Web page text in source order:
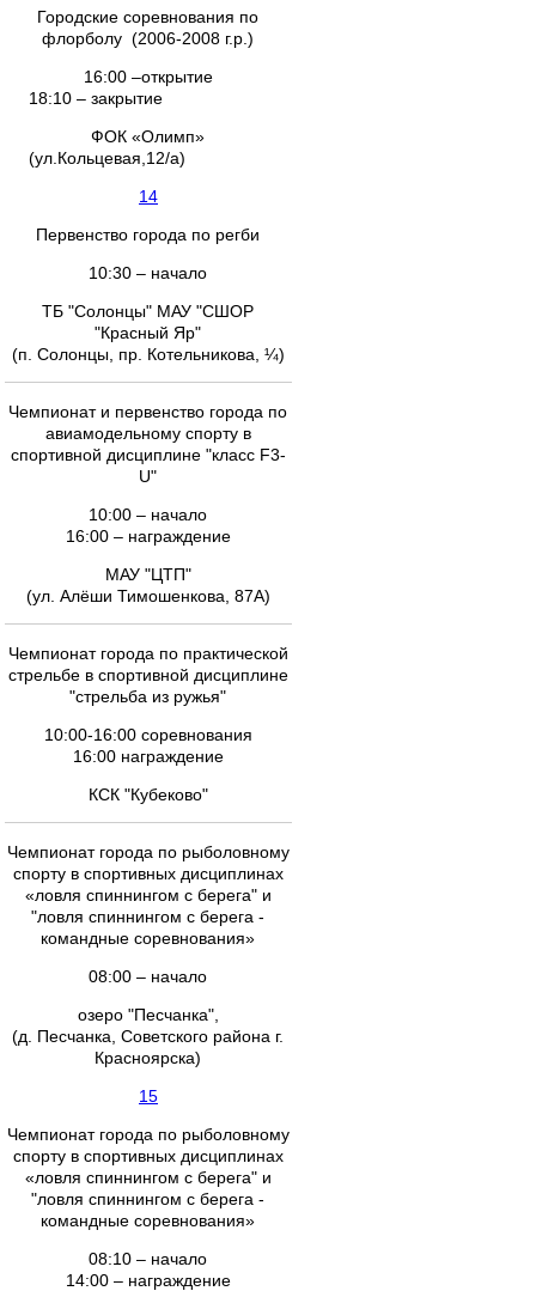
Городские соревнования по
флорболу (2006-2008 г.р.)
16:00 –открытие
18:10 – закрытие
ФОК «Олимп»
(ул.Кольцевая,12/а)
14
Первенство города по регби
10:30 – начало
ТБ "Солонцы" МАУ "СШОР
"Красный Яр"
(п. Солонцы, пр. Котельникова, ¼)
Чемпионат и первенство города по
авиамодельному спорту в
спортивной дисциплине "класс F3-
U"
10:00 – начало
16:00 – награждение
МАУ "ЦТП"
(ул. Алёши Тимошенкова, 87А)
Чемпионат города по практической
стрельбе в спортивной дисциплине
"стрельба из ружья"
10:00-16:00 соревнования
16:00 награждение
КСК "Кубеково"
Чемпионат города по рыболовному
спорту в спортивных дисциплинах
«ловля спиннингом с берега" и
"ловля спиннингом с берега -
командные соревнования»
08:00 – начало
озеро "Песчанка",
(д. Песчанка, Советского района г.
Красноярска)
15
Чемпионат города по рыболовному
спорту в спортивных дисциплинах
«ловля спиннингом с берега" и
"ловля спиннингом с берега -
командные соревнования»
08:10 – начало
14:00 – награждение